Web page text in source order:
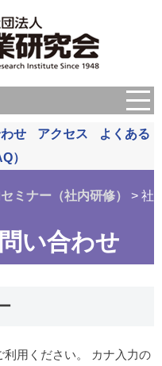
せ アクセス
よくある
）
ミナー（社内研修）
> 社
い合わせ
用ください。 カナ入力の